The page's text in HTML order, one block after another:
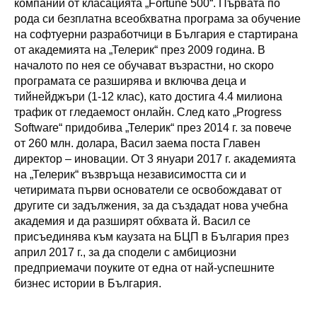
компании от класацията „Fortune 500“. Първата по
рода си безплатна всеобхватна програма за обучение
на софтуерни разработчици в България е стартирана
от академията на „Телерик“ през 2009 година. В
началото по нея се обучават възрастни, но скоро
програмата се разширява и включва деца и
тийнейджъри (1-12 клас), като достига 4.4 милиона
трафик от гледаемост онлайн. След като „Progress
Software“ придобива „Телерик“ през 2014 г. за повече
от 260 млн. долара, Васил заема поста Главен
директор – иновации. От 3 януари 2017 г. академията
на „Телерик“ възвръща независимостта си и
четиримата първи основатели се освобождават от
другите си задължения, за да създадат нова учебна
академия и да разширят обхвата й. Васил се
присъединява към каузата на БЦП в България през
април 2017 г., за да сподели с амбициозни
предприемачи поуките от една от най-успешните
бизнес истории в България.